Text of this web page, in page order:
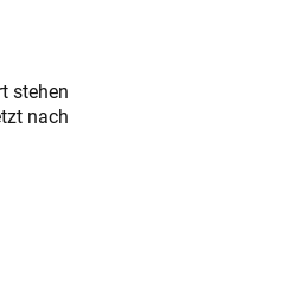
stehen
nach